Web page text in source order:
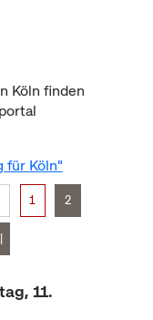
Köln finden
für Köln"
1 2
11.